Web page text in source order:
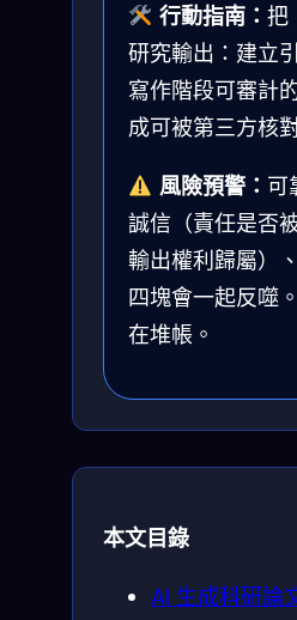
行動指南： 把
研究輸出：建立
寫作階段可審計
成可被第三方核
風險預警： 可
誠信（責任是否
輸出權利歸屬）
四塊會一起反噬
在堆帳。
本文目錄
AI 生成科研論